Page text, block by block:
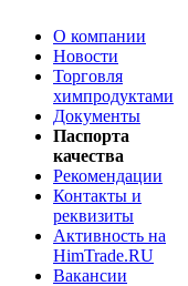
О компании
Новости
Торговля
химпродуктами
Документы
Паспорта
качества
Рекомендации
Контакты и
реквизиты
Активность на
HimTrade.RU
Вакансии